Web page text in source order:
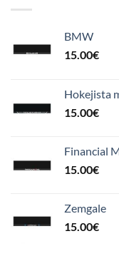
BMW
15.00€
Hokejista
15.00€
Financial
15.00€
Zemgale
15.00€